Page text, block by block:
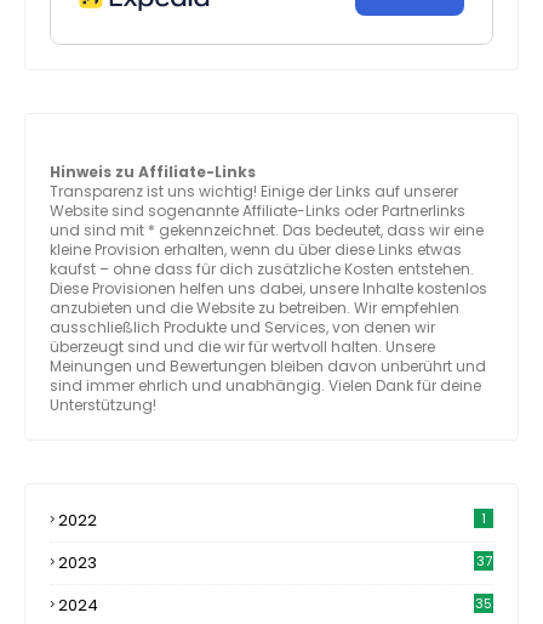
Hinweis zu Affiliate-Links
Transparenz ist uns wichtig! Einige der Links auf unserer
Website sind sogenannte Affiliate-Links oder Partnerlinks
und sind mit * gekennzeichnet. Das bedeutet, dass wir eine
kleine Provision erhalten, wenn du über diese Links etwas
kaufst – ohne dass für dich zusätzliche Kosten entstehen.
Diese Provisionen helfen uns dabei, unsere Inhalte kostenlos
anzubieten und die Website zu betreiben. Wir empfehlen
ausschließlich Produkte und Services, von denen wir
überzeugt sind und die wir für wertvoll halten. Unsere
Meinungen und Bewertungen bleiben davon unberührt und
sind immer ehrlich und unabhängig. Vielen Dank für deine
Unterstützung!
2022 1
2023 37
2024 35